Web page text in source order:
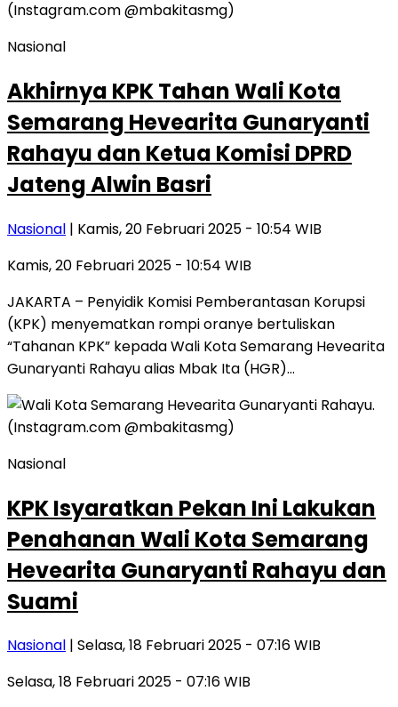
Nasional
Akhirnya KPK Tahan Wali Kota
Semarang Hevearita Gunaryanti
Rahayu dan Ketua Komisi DPRD
Jateng Alwin Basri
Nasional | Kamis, 20 Februari 2025 - 10:54 WIB
Kamis, 20 Februari 2025 - 10:54 WIB
JAKARTA – Penyidik Komisi Pemberantasan Korupsi
(KPK) menyematkan rompi oranye bertuliskan
“Tahanan KPK” kepada Wali Kota Semarang Hevearita
Gunaryanti Rahayu alias Mbak Ita (HGR)…
Nasional
KPK Isyaratkan Pekan Ini Lakukan
Penahanan Wali Kota Semarang
Hevearita Gunaryanti Rahayu dan
Suami
Nasional | Selasa, 18 Februari 2025 - 07:16 WIB
Selasa, 18 Februari 2025 - 07:16 WIB